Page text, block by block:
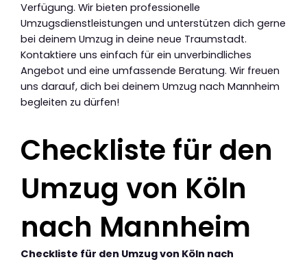
Verfügung. Wir bieten professionelle
Umzugsdienstleistungen und unterstützen dich gerne
bei deinem Umzug in deine neue Traumstadt.
Kontaktiere uns einfach für ein unverbindliches
Angebot und eine umfassende Beratung. Wir freuen
uns darauf, dich bei deinem Umzug nach Mannheim
begleiten zu dürfen!
Checkliste für den
Umzug von Köln
nach Mannheim
Checkliste für den Umzug von Köln nach